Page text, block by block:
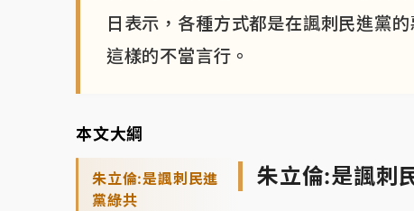
日表示，各種方式都是在諷刺民進黨
這樣的不當言行。
本文大綱
朱立倫:是諷刺民進
黨綠共
朱立倫:是諷刺